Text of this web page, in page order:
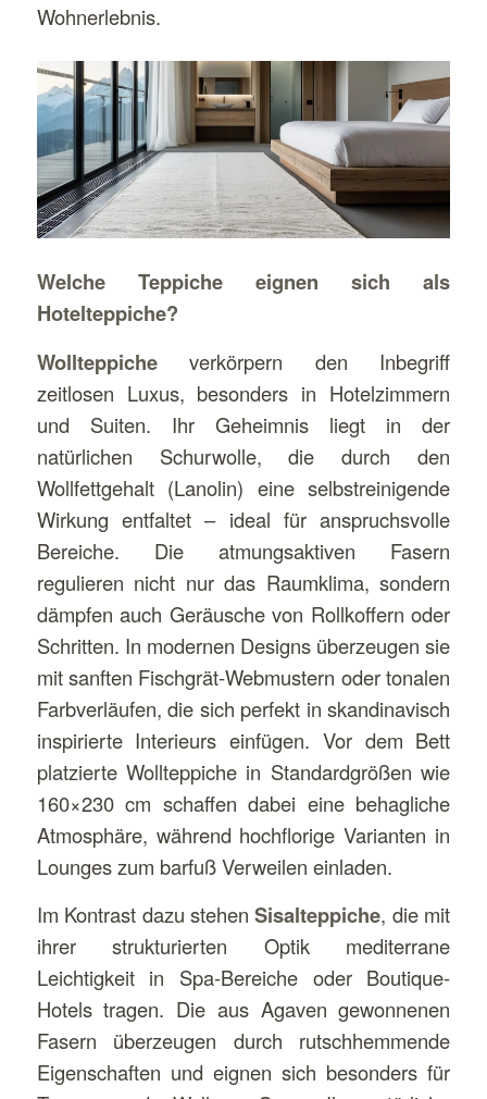
Wohnerlebnis.
Welche Teppiche eignen sich als
Hotelteppiche?
Wollteppicheverkörpern den Inbegriff
zeitlosen Luxus, besonders in Hotelzimmern
und Suiten. Ihr Geheimnis liegt in der
natürlichen Schurwolle, die durch den
Wollfettgehalt (Lanolin) eine selbstreinigende
Wirkung entfaltet – ideal für anspruchsvolle
Bereiche. Die atmungsaktiven Fasern
regulieren nicht nur das Raumklima, sondern
dämpfen auch Geräusche von Rollkoffern oder
Schritten. In modernen Designs überzeugen sie
mit sanften Fischgrät-Webmustern oder tonalen
Farbverläufen, die sich perfekt in skandinavisch
inspirierte Interieurs einfügen. Vor dem Bett
platzierte Wollteppiche in Standardgrößen wie
160×230 cm schaffen dabei eine behagliche
Atmosphäre, während hochflorige Varianten in
Lounges zum barfuß Verweilen einladen.
Im Kontrast dazu stehenSisalteppiche, die mit
ihrer strukturierten Optik mediterrane
Leichtigkeit in Spa-Bereiche oder Boutique-
Hotels tragen. Die aus Agaven gewonnenen
Fasern überzeugen durch rutschhemmende
Eigenschaften und eignen sich besonders für